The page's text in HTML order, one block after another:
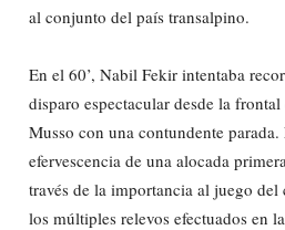
al conjunto del país transalpino.
En el 60’, Nabil Fekir intentaba
disparo espectacular desde la
Musso con una contundente
efervescencia de una alocada
través de la importancia al juego del
los múltiples relevos efectuados en